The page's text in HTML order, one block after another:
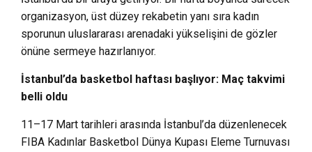
organizasyon, üst düzey rekabetin yanı sıra kadın
sporunun uluslararası arenadaki yükselişini de gözler
önüne sermeye hazırlanıyor.
İstanbul’da basketbol haftası başlıyor: Maç takvimi
belli oldu
11–17 Mart tarihleri arasında İstanbul’da düzenlenecek
FIBA Kadınlar Basketbol Dünya Kupası Eleme Turnuvası